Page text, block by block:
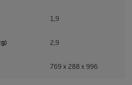
1,9
2,9
769 x 288 x 996